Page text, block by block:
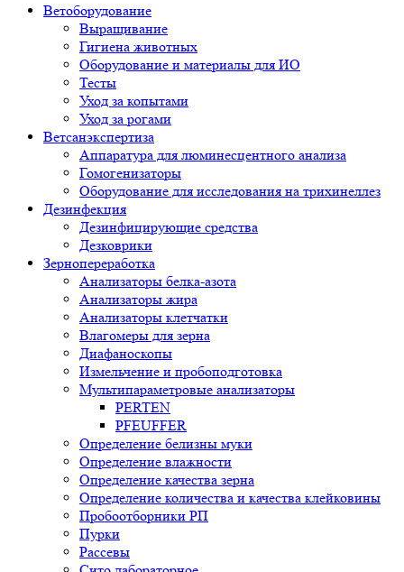
Ветоборудование
Выращивание
Гигиена животных
Оборудование и материалы для ИО
Тесты
Уход за копытами
Уход за рогами
Ветсанэкспертиза
Аппаратура для люминесцентного анализа
Гомогенизаторы
Оборудование для исследования на трихинеллез
Дезинфекция
Дезинфицирующие средства
Дезковрики
Зернопереработка
Анализаторы белка-азота
Анализаторы жира
Анализаторы клетчатки
Влагомеры для зерна
Диафаноскопы
Измельчение и пробоподготовка
Мультипараметровые анализаторы
PERTEN
PFEUFFER
Определение белизны муки
Определение влажности
Определение качества зерна
Определение количества и качества клейковины
Пробоотборники РП
Пурки
Рассевы